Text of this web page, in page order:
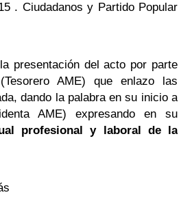
. Ciudadanos y Partido Popular
presentación del acto por parte
AME) que enlazo las
dando la palabra en su inicio a
AME) expresando en su
profesional y laboral de la